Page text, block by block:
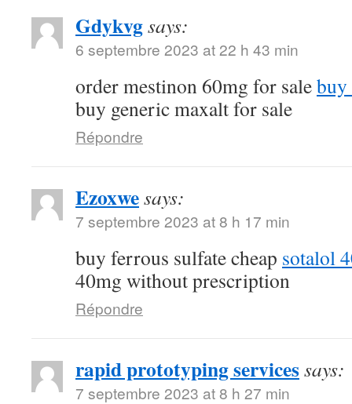
Gdykvgsays:
6 septembre 2023 at 22 h 43 min
order mestinon 60mg for salebuy
buy generic maxalt for sale
Répondre
Ezoxwesays:
7 septembre 2023 at 8 h 17 min
buy ferrous sulfate cheap sotalol
40mg without prescription
Répondre
rapid prototyping servicessays:
7 septembre 2023 at 8 h 27 min